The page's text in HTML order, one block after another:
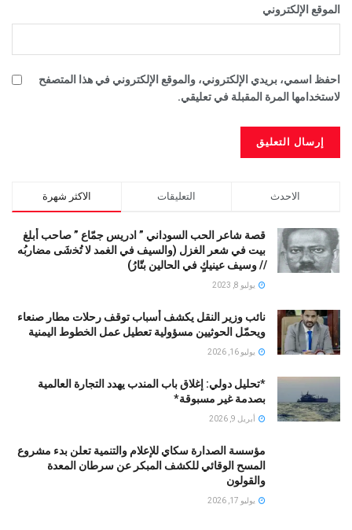
الموقع الإلكتروني
احفظ اسمي، بريدي الإلكتروني، والموقع الإلكتروني في هذا المتصفح
لاستخدامها المرة المقبلة في تعليقي.
الاكثر شهرة التعليقات الاحدث
قصة شاعر الحب السوداني ” ادريس جمّاع ” صاحب أبلغ
بيت في شعر الغزل (وﺍﻟﺴﻴﻒ ﻓﻲ الغمد ﻻ ﺗُﺨشَى مضاربُه
// ﻭﺳﻴﻒ ﻋﻴﻨﻴﻚٍ ﻓﻲ ﺍﻟﺤﺎﻟﻴﻦ ﺑﺘّﺎﺭُ)
يوليو 8, 2023
نائب وزير النقل يكشف أسباب توقف رحلات مطار صنعاء
ويحمّل الحوثيين مسؤولية تعطيل عمل الخطوط اليمنية
يوليو 16, 2026
*تحليل دولي: إغلاق باب المندب يهدد التجارة العالمية
بصدمة غير مسبوقة*
أبريل 9, 2026
مؤسسة الصدارة سكاي للإعلام والتنمية تعلن بدء مشروع
المسح الوقائي للكشف المبكر عن سرطان المعدة
والقولون
يوليو 17, 2026